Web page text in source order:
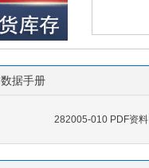
数据手册
282005-010 PDF资料